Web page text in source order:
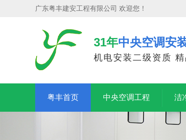
广东粤丰建安工程有限公司 欢迎您！
31年中央空调安
机电安装二级资质
粤丰首页 中央空调工程 洁